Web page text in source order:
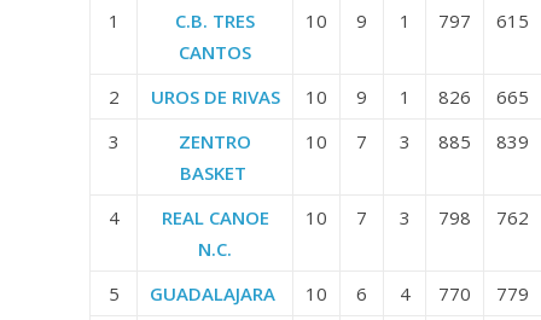
1
C.B. TRES
CANTOS
10 9 1 797 615
2 UROS DE RIVAS 10 9 1 826
665
3
ZENTRO
BASKET
10 7 3 885 839
4
REAL CANOE
N.C.
10 7 3 798 762
5 GUADALAJARA 10 6 4 770
779